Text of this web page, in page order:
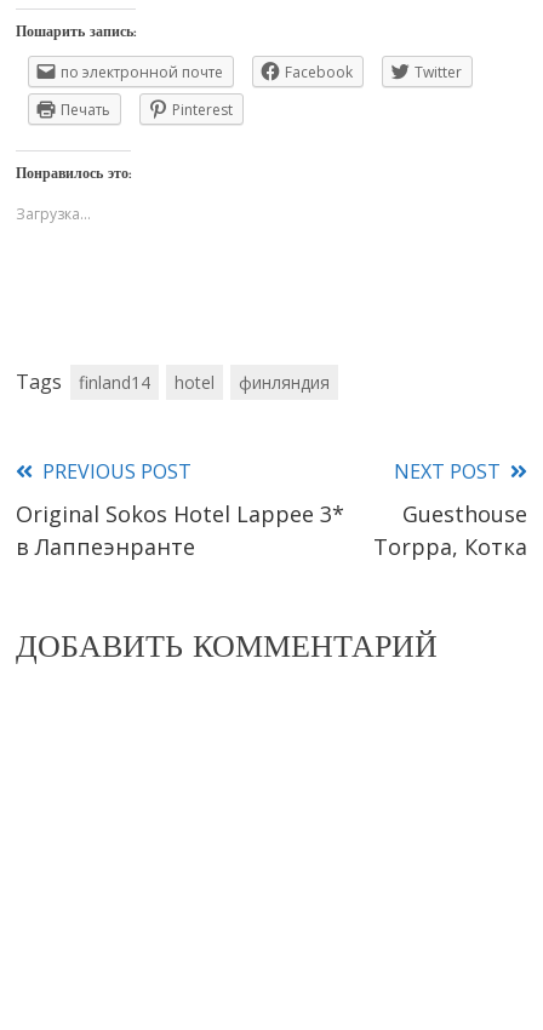
Пошарить запись:
по электронной почте Facebook
Twitter
Печать
Pinterest
Понравилось это:
Загрузка...
Tags finland14 hotel финляндия
Read
more
PREVIOUS POST
Original Sokos Hotel Lappee 3*
в Лаппеэнранте
NEXT POST
Guesthouse
Torppa, Котка
ДОБАВИТЬ КОММЕНТАРИЙ